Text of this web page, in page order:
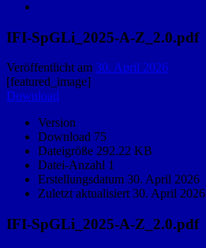
IFI-SpGLi_2025-A-Z_2.0.pdf
Veröffentlicht am 30. April 2026
[featured_image]
Download
Version
Download 75
Dateigröße 292.22 KB
Datei-Anzahl 1
Erstellungsdatum 30. April 2026
Zuletzt aktualisiert30. April 2026
IFI-SpGLi_2025-A-Z_2.0.pdf